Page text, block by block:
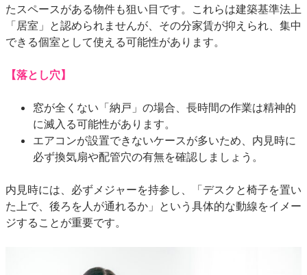
たスペースがある物件も狙い目です。これらは建築基準法上
「居室」と認められませんが、その分家賃が抑えられ、集中
できる個室として使える可能性があります。
【落とし穴】
窓が全くない「納戸」の場合、長時間の作業は精神的
に滅入る可能性があります。
エアコンが設置できないケースが多いため、内見時に
必ず換気扇や配管穴の有無を確認しましょう。
内見時には、必ずメジャーを持参し、「デスクと椅子を置い
た上で、後ろを人が通れるか」という具体的な動線をイメー
ジすることが重要です。